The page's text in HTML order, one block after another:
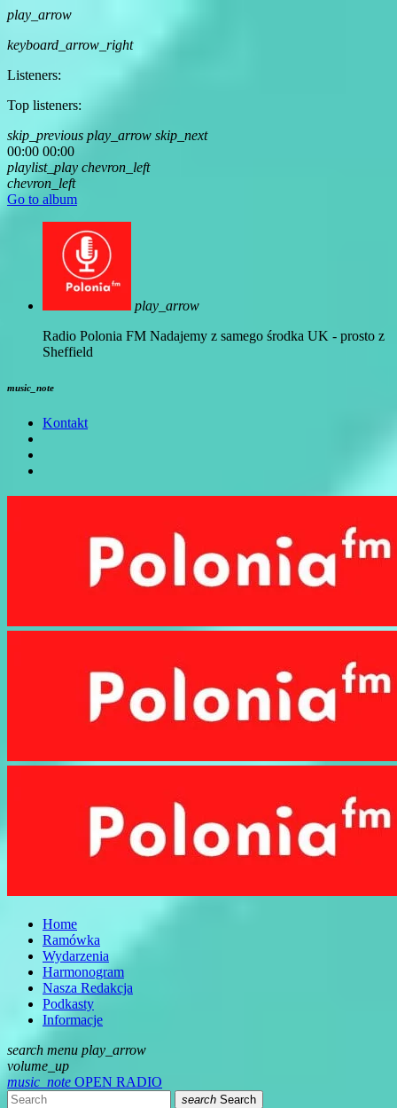
play_arrow
keyboard_arrow_right
Listeners:
Top listeners:
skip_previous play_arrow skip_next
00:00 00:00
playlist_play chevron_left
chevron_left
Go to album
play_arrow
Radio Polonia FM Nadajemy z samego środka UK - prosto z
Sheffield
music_note
Kontakt
Home
Ramówka
Wydarzenia
Harmonogram
Nasza Redakcja
Podkasty
Informacje
search menu play_arrow
volume_up
music_note OPEN RADIO
search Search